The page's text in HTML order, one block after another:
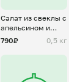
Салат из свеклы с
апельсином и
фетой
790₽ 0,5 кг